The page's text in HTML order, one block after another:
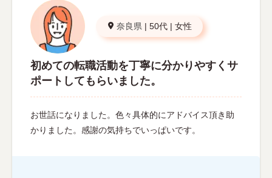
奈良県 | 50代 | 女性
初めての転職活動を丁寧に分かりやすくサ
ポートしてもらいました。
お世話になりました。色々具体的にアドバイス頂き助
かりました。感謝の気持ちでいっぱいです。